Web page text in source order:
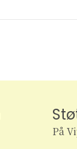
På